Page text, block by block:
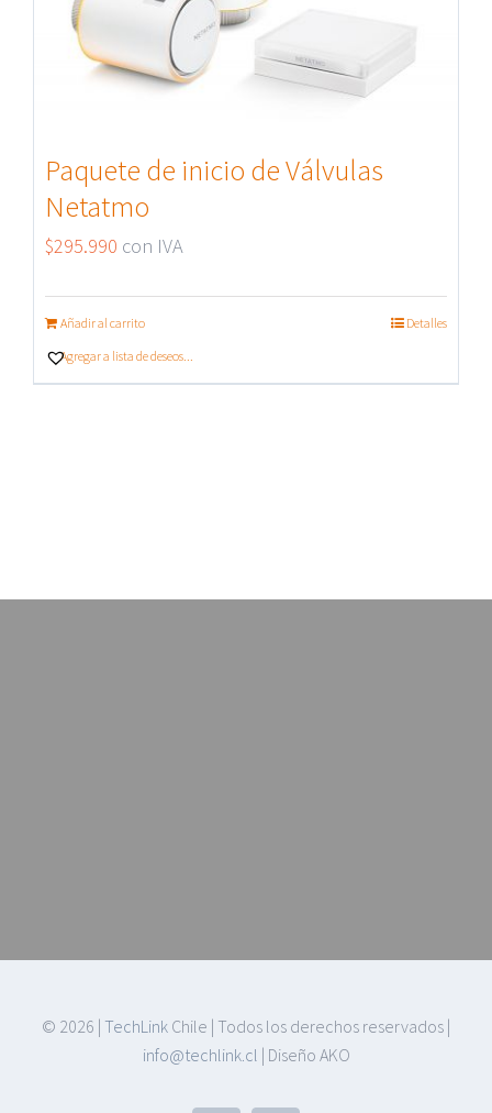
Paquete de inicio de Válvulas
Netatmo
$295.990 con IVA
Añadir al carrito
Detalles
Agregar a lista de deseos...
© 2026 | TechLink Chile | Todos los derechos reservados |
info@techlink.cl | Diseño AKO